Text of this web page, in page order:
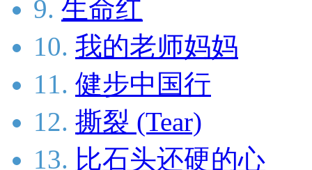
9. 生命红
10. 我的老师妈妈
11. 健步中国行
12. 撕裂 (Tear)
13. 比石头还硬的心